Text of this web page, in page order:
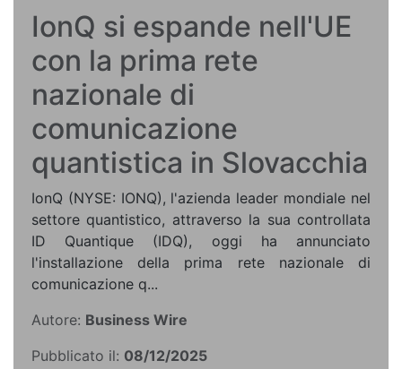
IonQ si espande nell'UE
con la prima rete
nazionale di
comunicazione
quantistica in Slovacchia
IonQ (NYSE: IONQ), l'azienda leader mondiale nel
settore quantistico, attraverso la sua controllata
ID Quantique (IDQ), oggi ha annunciato
l'installazione della prima rete nazionale di
comunicazione q...
Autore: Business Wire
Pubblicato il: 08/12/2025